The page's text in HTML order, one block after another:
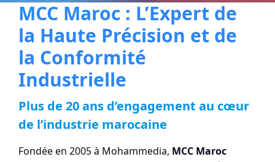
MCC Maroc : L’Expert de
la Haute Précision et de
la Conformité
Industrielle
Plus de 20 ans d’engagement au cœur
de l’industrie marocaine
Fondée en 2005 à Mohammedia, MCC Maroc